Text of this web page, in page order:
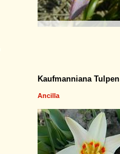
Kaufmanniana Tulpen
Ancilla